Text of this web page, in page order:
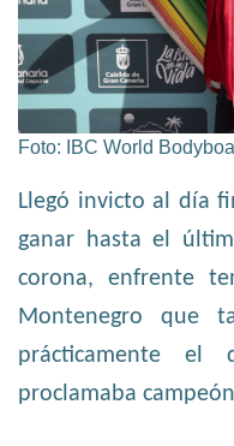
Foto: IBC World
Llegó invicto al día
ganar hasta el
corona, enfrente
Montenegro que
prácticamente
proclamaba